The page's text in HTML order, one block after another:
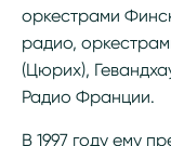
оркестрами
радио,
(Цюрих),
Радио Франции.
В 1997 году ему